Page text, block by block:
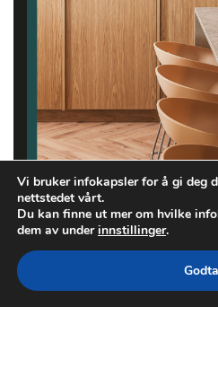
Vi bruker infokapsler for å gi deg
nettstedet vårt.
Du kan finne ut mer om hvilke
dem av underinnstillinger.
Godta